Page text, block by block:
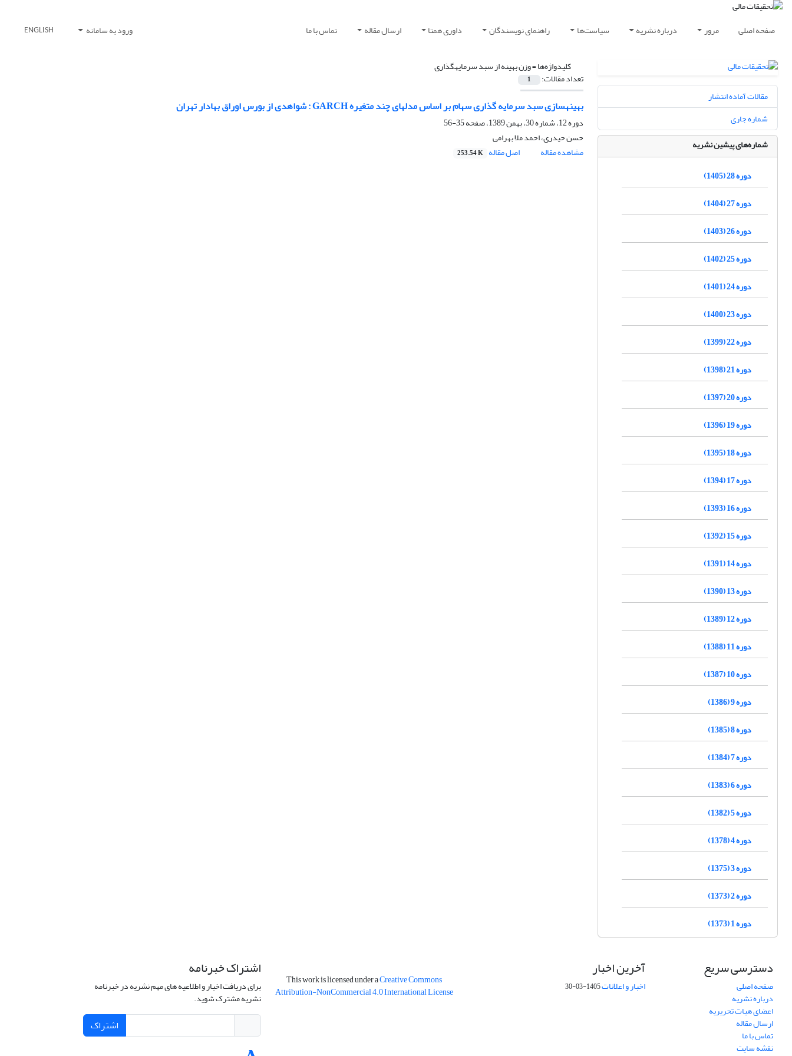
صفحه اصلی مرور درباره نشریه سیاست‌ها راهنمای نویسندگان داوری همتا ارسال مقاله تماس با ما ورود به سامانه ENGLISH
کلیدواژه‌ها =وزن بهینه از سبد سرمایه‎گذاری
تعداد مقالات: 1
بهینه‎سازی سبد سرمایه گذاری سهام بر اساس مدل‎های چند متغیره GARCH : شواهدی از بورس اوراق بهادار تهران
دوره 12، شماره 30، بهمن 1389، صفحه
35-56
حسن حیدری، احمد ملا بهرامی
مشاهده مقاله
اصل مقاله 253.54 K
مقالات آماده انتشار
شماره جاری
شماره‌های پیشین نشریه
دوره 28 (1405)
دوره 27 (1404)
دوره 26 (1403)
دوره 25 (1402)
دوره 24 (1401)
دوره 23 (1400)
دوره 22 (1399)
دوره 21 (1398)
دوره 20 (1397)
دوره 19 (1396)
دوره 18 (1395)
دوره 17 (1394)
دوره 16 (1393)
دوره 15 (1392)
دوره 14 (1391)
دوره 13 (1390)
دوره 12 (1389)
دوره 11 (1388)
دوره 10 (1387)
دوره 9 (1386)
دوره 8 (1385)
دوره 7 (1384)
دوره 6 (1383)
دوره 5 (1382)
دوره 4 (1378)
دوره 3 (1375)
دوره 2 (1373)
دوره 1 (1373)
دسترسی سریع
صفحه اصلی
درباره نشریه
اعضای هیات تحریریه
ارسال مقاله
تماس با ما
نقشه سایت
آخرین اخبار
اخبار و اعلانات1405-03-30
This work is licensed under aCreative Commons
Attribution-NonCommercial 4.0 International License
اشتراک خبرنامه
برای دریافت اخبار و اطلاعیه های مهم نشریه در خبرنامه
نشریه مشترک شوید.
اشتراک